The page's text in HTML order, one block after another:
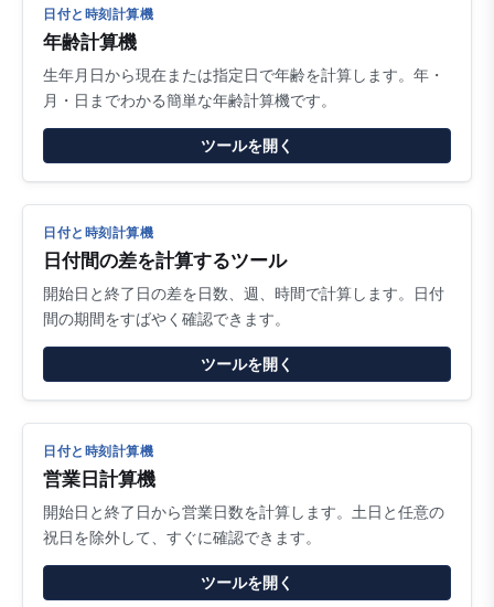
日付と時刻計算機
年齢計算機
生年月日から現在または指定日で年齢を計算します。年・
月・日までわかる簡単な年齢計算機です。
ツールを開く
日付と時刻計算機
日付間の差を計算するツール
開始日と終了日の差を日数、週、時間で計算します。日付
間の期間をすばやく確認できます。
ツールを開く
日付と時刻計算機
営業日計算機
開始日と終了日から営業日数を計算します。土日と任意の
祝日を除外して、すぐに確認できます。
ツールを開く